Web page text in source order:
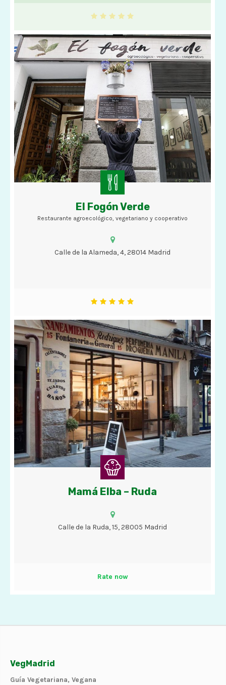
Restaurante agroecológico, vegetariano y cooperativo
El Fogón Verde
Restaurante agroecológico, vegetariano y cooperativo
Calle de la Alameda, 4, 28014 Madrid
Cafés, tés, chocolate con churros, bizcochos, tartas y helados
Mamá Elba – Ruda
Calle de la Ruda, 15, 28005 Madrid
Rate now
VegMadrid
Guía Vegetariana, Vegana